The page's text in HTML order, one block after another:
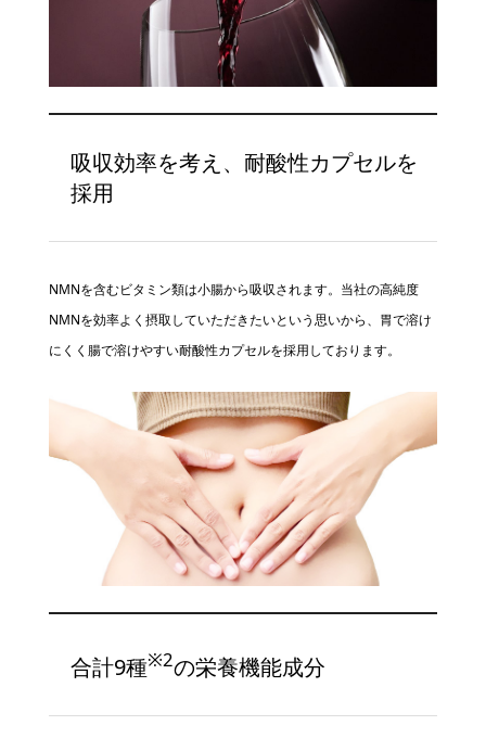
吸収効率を考え、耐酸性カプセルを
採用
NMNを含むビタミン類は小腸から吸収されます。当社の高純度
NMNを効率よく摂取していただきたいという思いから、胃で溶け
にくく腸で溶けやすい耐酸性カプセルを採用しております。
合計9種※2の栄養機能成分